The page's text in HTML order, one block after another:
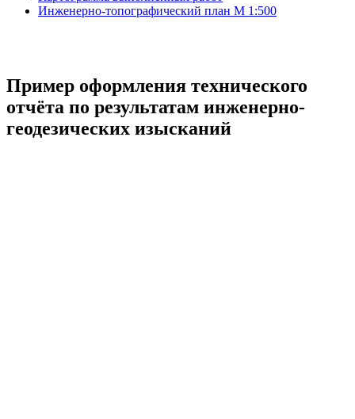
Инженерно-топографический план М 1:500
Пример оформления технического
отчёта по результатам инженерно-
геодезических изысканий